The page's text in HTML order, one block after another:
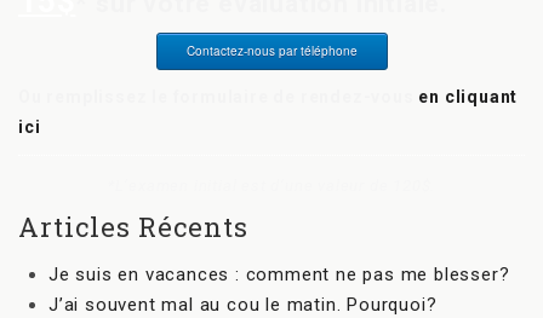
Contactez-nous par téléphone
en cliquant
ici
Articles Récents
Je suis en vacances : comment ne pas me blesser?
J’ai souvent mal au cou le matin. Pourquoi?